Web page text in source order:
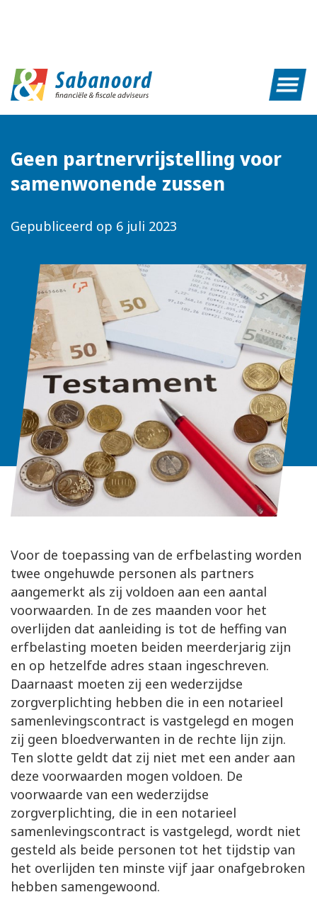
Geen partnervrijstelling voor
samenwonende zussen
Gepubliceerd op 6 juli 2023
Voor de toepassing van de erfbelasting worden
twee ongehuwde personen als partners
aangemerkt als zij voldoen aan een aantal
voorwaarden. In de zes maanden voor het
overlijden dat aanleiding is tot de heffing van
erfbelasting moeten beiden meerderjarig zijn
en op hetzelfde adres staan ingeschreven.
Daarnaast moeten zij een wederzijdse
zorgverplichting hebben die in een notarieel
samenlevingscontract is vastgelegd en mogen
zij geen bloedverwanten in de rechte lijn zijn.
Ten slotte geldt dat zij niet met een ander aan
deze voorwaarden mogen voldoen. De
voorwaarde van een wederzijdse
zorgverplichting, die in een notarieel
samenlevingscontract is vastgelegd, wordt niet
gesteld als beide personen tot het tijdstip van
het overlijden ten minste vijf jaar onafgebroken
hebben samengewoond.